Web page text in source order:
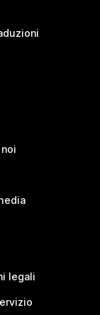
legali